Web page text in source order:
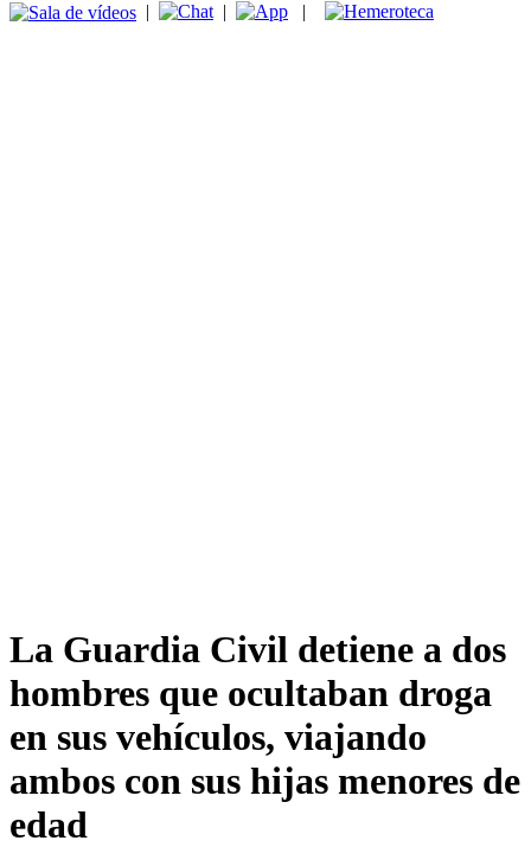
| | |
La Guardia Civil detiene a dos
hombres que ocultaban droga
en sus vehículos, viajando
ambos con sus hijas menores de
edad